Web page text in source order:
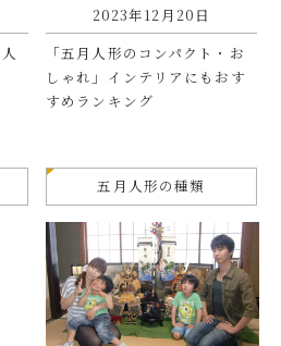
2023年12月20日
「五月人形のコンパクト・お
しゃれ」インテリアにもおす
すめランキング
五月人形の種類